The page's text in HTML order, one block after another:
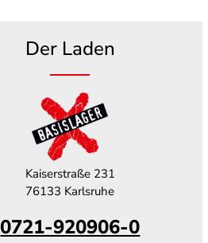
Der Laden
Kaiserstraße 231
76133 Karlsruhe
0721-920906-0